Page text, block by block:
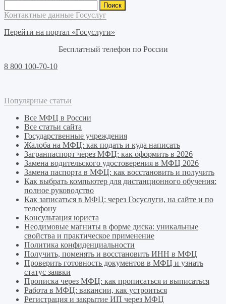
Контактные данные Госуслуг
Перейти на портал «Госуслуги»
Бесплатный телефон по России
8 800 100-70-10
Популярные статьи
Все МФЦ в России
Все статьи сайта
Государственные учреждения
Жалоба на МФЦ: как подать и куда написать
Загранпаспорт через МФЦ: как оформить в 2026
Замена водительского удостоверения в МФЦ 2026
Замена паспорта в МФЦ: как восстановить и получить
Как выбрать компьютер для дистанционного обучения:
полное руководство
Как записаться в МФЦ: через Госуслуги, на сайте и по
телефону
Консультация юриста
Неодимовые магниты в форме диска: уникальные
свойства и практическое применение
Политика конфиденциальности
Получить, поменять и восстановить ИНН в МФЦ
Проверить готовность документов в МФЦ и узнать
статус заявки
Прописка через МФЦ: как прописаться и выписаться
Работа в МФЦ: вакансии, как устроиться
Регистрация и закрытие ИП через МФЦ